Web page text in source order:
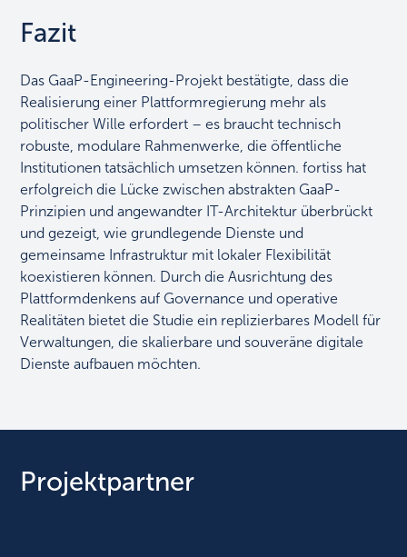
Fazit
Das GaaP-Engineering-Projekt bestätigte, dass die
Realisierung einer Plattformregierung mehr als
politischer Wille erfordert – es braucht technisch
robuste, modulare Rahmenwerke, die öffentliche
Institutionen tatsächlich umsetzen können. fortiss hat
erfolgreich die Lücke zwischen abstrakten GaaP-
Prinzipien und angewandter IT-Architektur überbrückt
und gezeigt, wie grundlegende Dienste und
gemeinsame Infrastruktur mit lokaler Flexibilität
koexistieren können. Durch die Ausrichtung des
Plattformdenkens auf Governance und operative
Realitäten bietet die Studie ein replizierbares Modell für
Verwaltungen, die skalierbare und souveräne digitale
Dienste aufbauen möchten.
Projektpartner